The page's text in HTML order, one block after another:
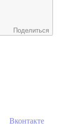
Поделиться
Вконтакте